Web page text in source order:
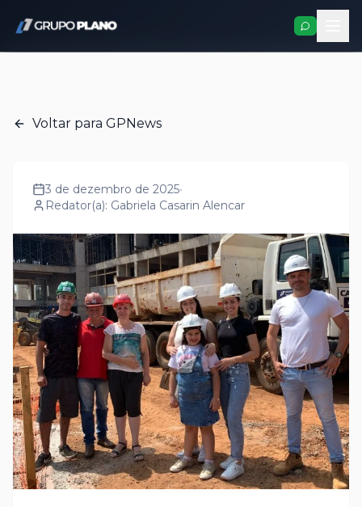
GPNews
Voltar para GPNews
3 de dezembro de 2025•
Redator(a): Gabriela Casarin Alencar